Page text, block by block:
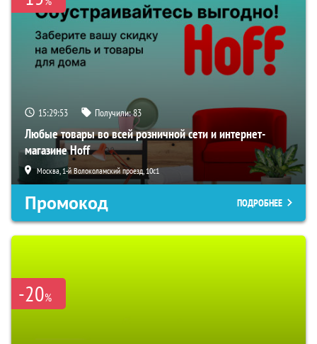
15:29:52 Получили:83
Любые товары во всей розничной сети и интернет-
магазине Hoff
Москва, 1-й Волоколамский проезд, 10с1
Промокод ПОДРОБНЕЕ
-20%